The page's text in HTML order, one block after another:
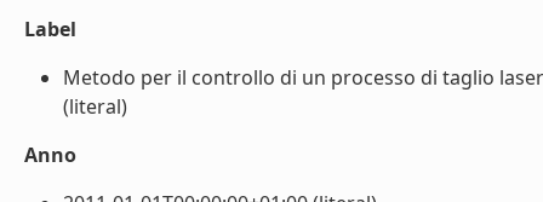
Label
Metodo per il controllo di un processo di taglio
(literal)
Anno